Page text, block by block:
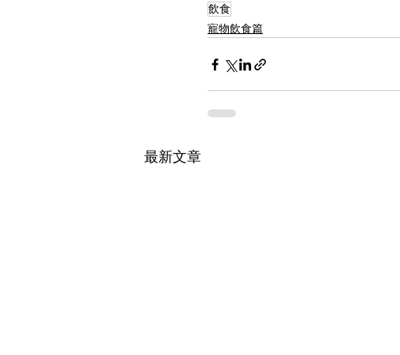
飲食
寵物飲食篇
最新文章